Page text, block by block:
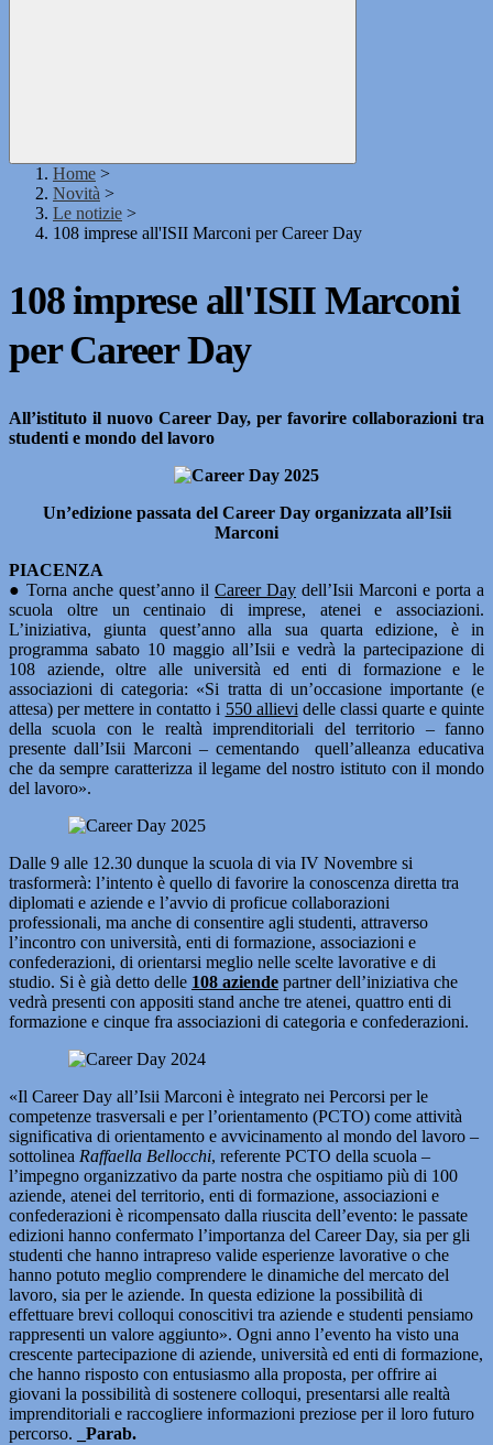
Home >
Novità >
Le notizie >
108 imprese all'ISII Marconi per Career Day
108 imprese all'ISII Marconi
per Career Day
All’istituto il nuovo Career Day, per favorire collaborazioni tra
studenti e mondo del lavoro
Un’edizione passata del Career Day organizzata all’Isii
Marconi
PIACENZA
● Torna anche quest’anno il Career Day dell’Isii Marconi e porta a
scuola oltre un centinaio di imprese, atenei e associazioni.
L’iniziativa, giunta quest’anno alla sua quarta edizione, è in
programma sabato 10 maggio all’Isii e vedrà la partecipazione di
108 aziende, oltre alle università ed enti di formazione e le
associazioni di categoria: «Si tratta di un’occasione importante (e
attesa) per mettere in contatto i 550 allievi delle classi quarte e quinte
della scuola con le realtà imprenditoriali del territorio – fanno
presente dall’Isii Marconi – cementando quell’alleanza educativa
che da sempre caratterizza il legame del nostro istituto con il mondo
del lavoro».
Dalle 9 alle 12.30 dunque la scuola di via IV Novembre si
trasformerà: l’intento è quello di favorire la conoscenza diretta tra
diplomati e aziende e l’avvio di proficue collaborazioni
professionali, ma anche di consentire agli studenti, attraverso
l’incontro con università, enti di formazione, associazioni e
confederazioni, di orientarsi meglio nelle scelte lavorative e di
studio. Si è già detto delle 108 aziende partner dell’iniziativa che
vedrà presenti con appositi stand anche tre atenei, quattro enti di
formazione e cinque fra associazioni di categoria e confederazioni.
«Il Career Day all’Isii Marconi è integrato nei Percorsi per le
competenze trasversali e per l’orientamento (PCTO) come attività
significativa di orientamento e avvicinamento al mondo del lavoro –
sottolinea Raffaella Bellocchi, referente PCTO della scuola –
l’impegno organizzativo da parte nostra che ospitiamo più di 100
aziende, atenei del territorio, enti di formazione, associazioni e
confederazioni è ricompensato dalla riuscita dell’evento: le passate
edizioni hanno confermato l’importanza del Career Day, sia per gli
studenti che hanno intrapreso valide esperienze lavorative o che
hanno potuto meglio comprendere le dinamiche del mercato del
lavoro, sia per le aziende. In questa edizione la possibilità di
effettuare brevi colloqui conoscitivi tra aziende e studenti pensiamo
rappresenti un valore aggiunto». Ogni anno l’evento ha visto una
crescente partecipazione di aziende, università ed enti di formazione,
che hanno risposto con entusiasmo alla proposta, per offrire ai
giovani la possibilità di sostenere colloqui, presentarsi alle realtà
imprenditoriali e raccogliere informazioni preziose per il loro futuro
percorso.
_Parab.